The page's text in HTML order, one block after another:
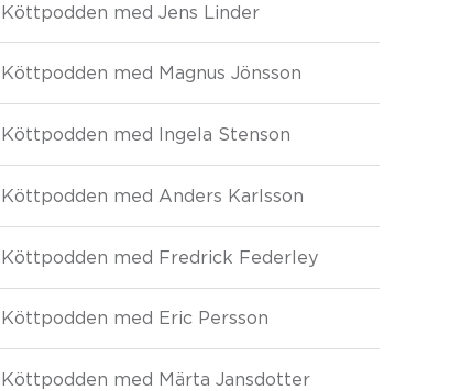
Köttpodden med Jens Linder
Köttpodden med Magnus Jönsson
Köttpodden med Ingela Stenson
Köttpodden med Anders Karlsson
Köttpodden med Fredrick Federley
Köttpodden med Eric Persson
Köttpodden med Märta Jansdotter